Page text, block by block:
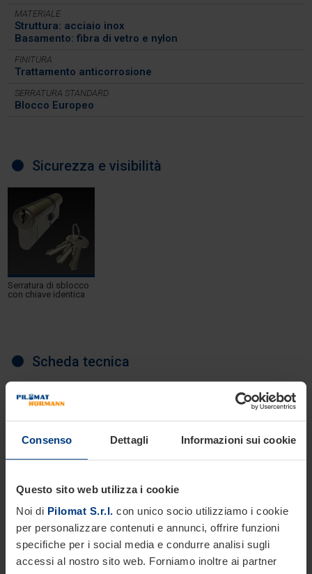
Consenso Dettagli Informazioni sui cookie
Questo sito web utilizza i cookie
Noi di Pilomat S.r.l. con unico socio utilizziamo i cookie
per personalizzare contenuti e annunci, offrire funzioni
specifiche per i social media e condurre analisi sugli
accessi al nostro sito web. Forniamo inoltre ai partner
MATERIALE
Struttura: acciaio inox
Basamento: fibra di vetro e nylon
FINITURA
Trattamento anticorrosione
SERRATURA STANDARD
Blocco Europeo
Sicurezza e visibilità
Serratura di sblocco
con chiave identica
Scheda tecnica